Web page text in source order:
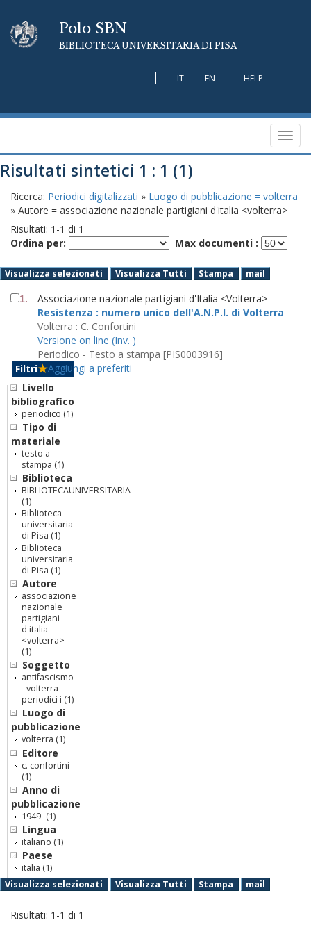
Polo SBN
BIBLIOTECA UNIVERSITARIA DI PISA
IT EN HELP
Risultati sintetici 1 : 1 (1)
Ricerca: Periodici digitalizzati » Luogo di pubblicazione = volterra
» Autore = associazione nazionale partigiani d'italia <volterra>
Risultati: 1 -1 di 1
Ordina per:
Max documenti :
Visualizza selezionati Visualizza Tutti Stampa mail
1.
Associazione nazionale partigiani d'Italia <Volterra>
Resistenza : numero unico dell'A.N.P.I. di Volterra
Volterra : C. Confortini
Versione on line (Inv. )
Periodico - Testo a stampa [PIS0003916]
Aggiungi a preferiti
Filtri
Livello
bibliografico
periodico (1)
Tipo di
materiale
testo a
stampa (1)
Biblioteca
BIBLIOTECAUNIVERSITARIA
(1)
Biblioteca
universitaria
di Pisa (1)
Biblioteca
universitaria
di Pisa (1)
Autore
associazione
nazionale
partigiani
d'italia
<volterra>
(1)
Soggetto
antifascismo
- volterra -
periodici i (1)
Luogo di
pubblicazione
volterra (1)
Editore
c. confortini
(1)
Anno di
pubblicazione
1949- (1)
Lingua
italiano (1)
Paese
italia (1)
Visualizza selezionati
Visualizza Tutti Stampa mail
Risultati: 1 -1 di 1